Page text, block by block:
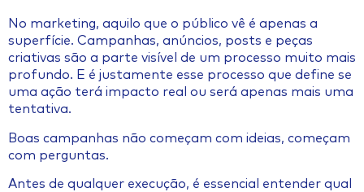
No marketing, aquilo que o público vê é apenas a
superfície. Campanhas, anúncios, posts e peças
criativas são a parte visível de um processo muito mais
profundo. E é justamente esse processo que define se
uma ação terá impacto real ou será apenas mais uma
tentativa.
Boas campanhas não começam com ideias, começam
com perguntas.
Antes de qualquer execução, é essencial entender qual